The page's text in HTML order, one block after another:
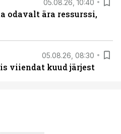
05.08.26, 10:40
odavalt ära ressurssi,
05.08.26, 08:30
viiendat kuud järjest